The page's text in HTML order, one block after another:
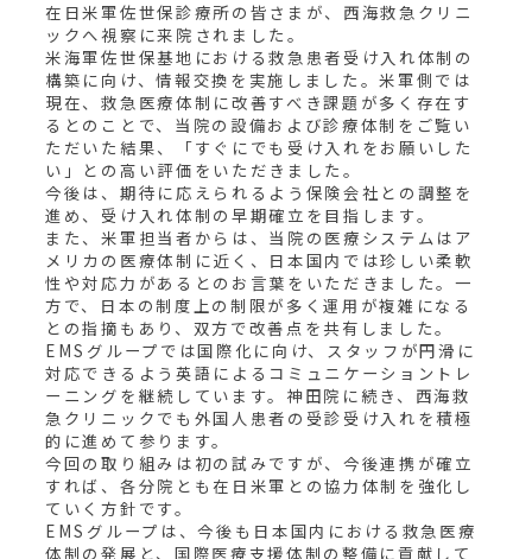
在日米軍佐世保診療所の皆さまが、西海救急クリニ
ックへ視察に来院されました。
米海軍佐世保基地における救急患者受け入れ体制の
構築に向け、情報交換を実施しました。米軍側では
現在、救急医療体制に改善すべき課題が多く存在す
るとのことで、当院の設備および診療体制をご覧い
ただいた結果、「すぐにでも受け入れをお願いした
い」との高い評価をいただきました。
今後は、期待に応えられるよう保険会社との調整を
進め、受け入れ体制の早期確立を目指します。
また、米軍担当者からは、当院の医療システムはア
メリカの医療体制に近く、日本国内では珍しい柔軟
性や対応力があるとのお言葉をいただきました。一
方で、日本の制度上の制限が多く運用が複雑になる
との指摘もあり、双方で改善点を共有しました。
EMSグループでは国際化に向け、スタッフが円滑に
対応できるよう英語によるコミュニケーショントレ
ーニングを継続しています。神田院に続き、西海救
急クリニックでも外国人患者の受診受け入れを積極
的に進めて参ります。
今回の取り組みは初の試みですが、今後連携が確立
すれば、各分院とも在日米軍との協力体制を強化し
ていく方針です。
EMSグループは、今後も日本国内における救急医療
体制の発展と、国際医療支援体制の整備に貢献して